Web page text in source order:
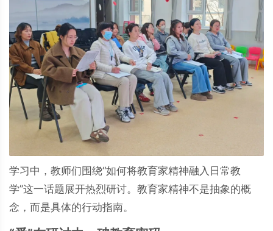
学习中，教师们围绕“如何将教育家精神融入日常教
学”这一话题展开热烈研讨。教育家精神不是抽象的概
念，而是具体的行动指南。